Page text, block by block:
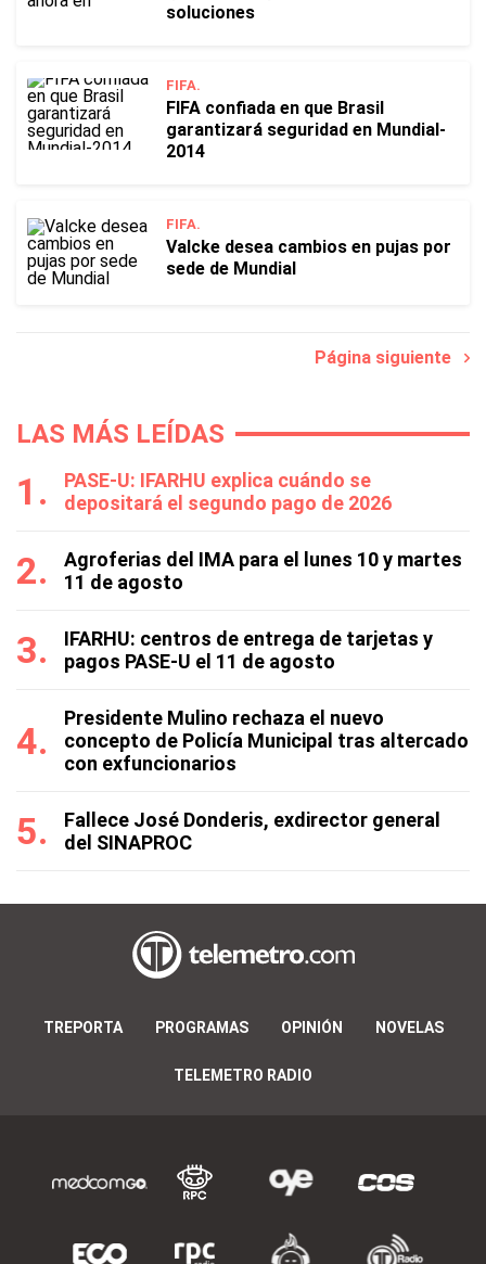
soluciones
FIFA.
FIFA confiada en que Brasil
garantizará seguridad en Mundial-
2014
FIFA.
Valcke desea cambios en pujas por
sede de Mundial
Página siguiente
LAS MÁS LEÍDAS
PASE-U: IFARHU explica cuándo se
depositará el segundo pago de 2026
Agroferias del IMA para el lunes 10 y martes
11 de agosto
IFARHU: centros de entrega de tarjetas y
pagos PASE-U el 11 de agosto
Presidente Mulino rechaza el nuevo
concepto de Policía Municipal tras altercado
con exfuncionarios
Fallece José Donderis, exdirector general
del SINAPROC
TREPORTA PROGRAMAS OPINIÓN NOVELAS
TELEMETRO RADIO